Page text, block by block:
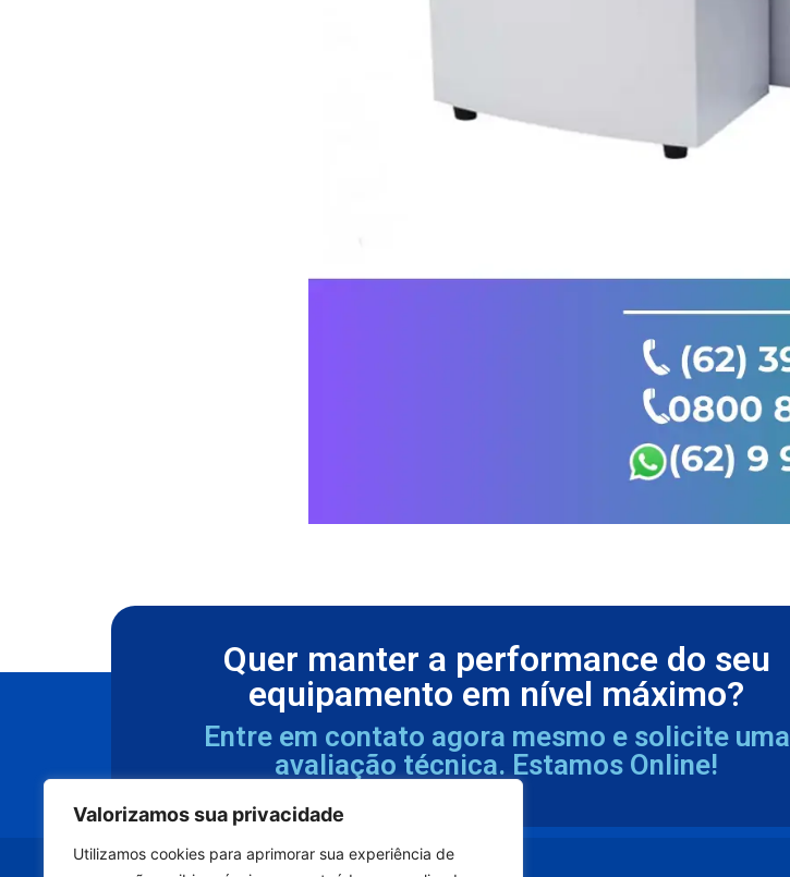
Valorizamos sua privacidade
Utilizamos cookies para aprimorar sua experiência de
Quer manter a performance do seu
equipamento em nível máximo?
Entre em contato agora mesmo e solicite uma
avaliação técnica. Estamos Online!